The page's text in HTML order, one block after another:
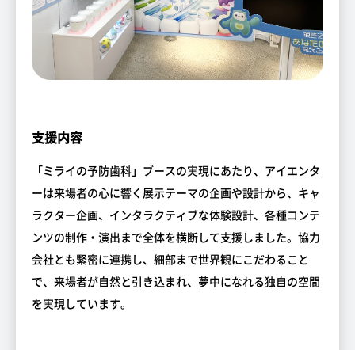
支援内容
「ミライの予防歯科」ブースの実現にあたり、アイエンタ
ーは来場者の心に響く展示テーマの企画や設計から、キャ
ラクター企画、インタラクティブな体験設計、各種コンテ
ンツの制作・演出まで全体を横断して支援しました。協力
会社とも緊密に連携し、細部まで世界観にこだわること
で、来場者が自然と引き込まれ、夢中になれる独自の空間
を実現しています。